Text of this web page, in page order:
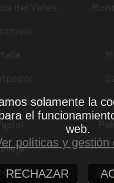
del Vallès
de Mogodasolamente la
el
web.
políticas y gestión
RECHAZAR